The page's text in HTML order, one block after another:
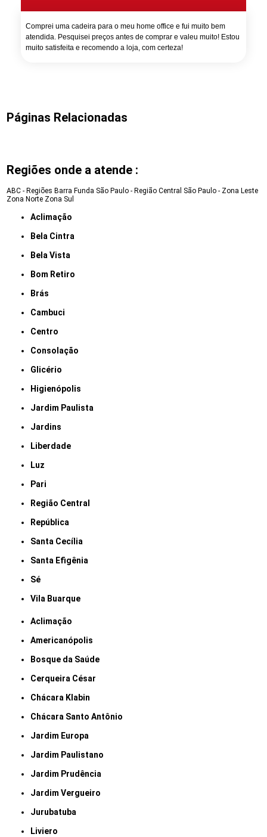
Comprei uma cadeira para o meu home office e fui muito bem
atendida. Pesquisei preços antes de comprar e valeu muito! Estou
muito satisfeita e recomendo a loja, com certeza!
Páginas Relacionadas
Regiões onde a atende :
ABC - Regiões Barra Funda São Paulo - Região Central São Paulo - Zona Leste
Zona Norte Zona Sul
Aclimação
Bela Cintra
Bela Vista
Bom Retiro
Brás
Cambuci
Centro
Consolação
Glicério
Higienópolis
Jardim Paulista
Jardins
Liberdade
Luz
Pari
Região Central
República
Santa Cecília
Santa Efigênia
Sé
Vila Buarque
Aclimação
Americanópolis
Bosque da Saúde
Cerqueira César
Chácara Klabin
Chácara Santo Antônio
Jardim Europa
Jardim Paulistano
Jardim Prudência
Jardim Vergueiro
Jurubatuba
Liviero